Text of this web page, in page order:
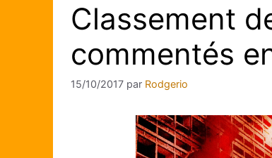
Classement
commentés
15/10/2017 par Rodgerio